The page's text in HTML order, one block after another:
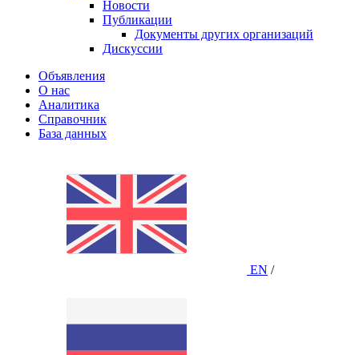
Новости
Публикации
Документы других организаций
Дискуссии
Объявления
О нас
Аналитика
Справочник
База данных
EN /